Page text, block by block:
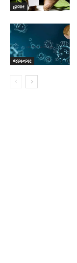
હાલાર
જામનગર